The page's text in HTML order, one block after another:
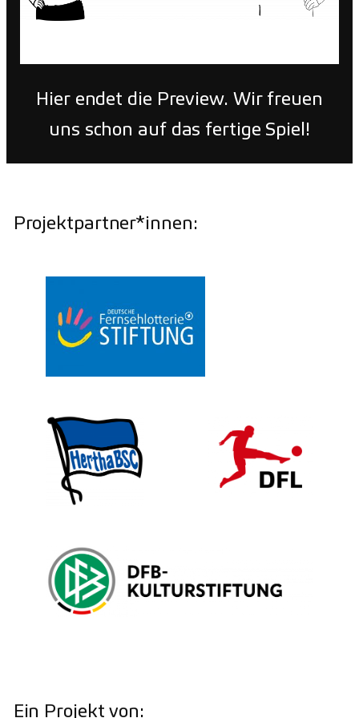
Hier endet die Preview. Wir freuen
uns schon auf das fertige Spiel!
Projektpartner*innen:
Ein Projekt von: